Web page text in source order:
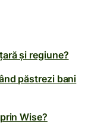
și regiune?
păstrezi bani
Wise?